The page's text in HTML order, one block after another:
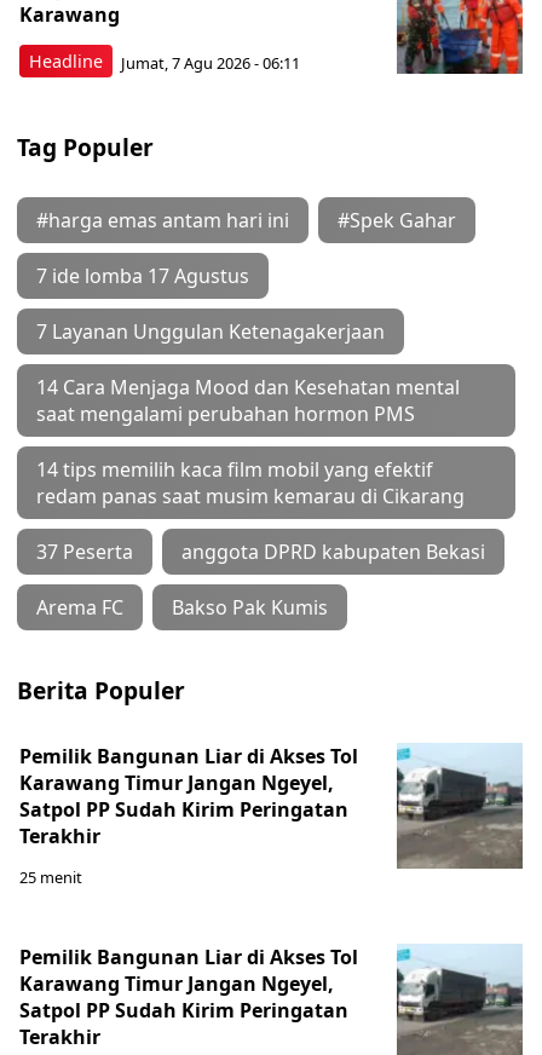
Headline
Karawang
Jumat, 7 Agu 2026 - 06:11
Tag Populer
#harga emas antam hari ini #Spek Gahar
7 ide lomba 17 Agustus
7 Layanan Unggulan Ketenagakerjaan
14 Cara Menjaga Mood dan Kesehatan mental
saat mengalami perubahan hormon PMS
14 tips memilih kaca film mobil yang efektif
redam panas saat musim kemarau di Cikarang
37 Peserta anggota DPRD kabupaten Bekasi
Arema FC Bakso Pak Kumis
Berita Populer
Pemilik Bangunan Liar di Akses Tol
Karawang Timur Jangan Ngeyel,
Satpol PP Sudah Kirim Peringatan
Terakhir
25 menit
Pemilik Bangunan Liar di Akses Tol
Karawang Timur Jangan Ngeyel,
Satpol PP Sudah Kirim Peringatan
Terakhir